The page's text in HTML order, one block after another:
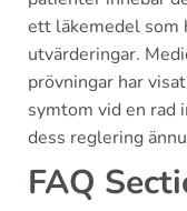
ett läkemedel som
utvärderingar.
prövningar har
symtom vid en
dess reglering
FAQ